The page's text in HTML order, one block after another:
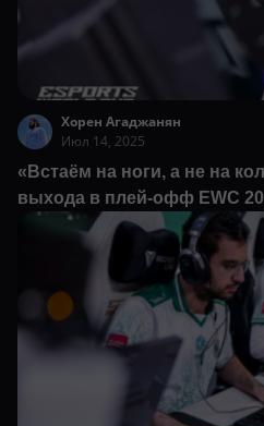
Хорен Агаджанян
Июл 14, 2025
«Встаём на ноги, а не на
выхода в плей-офф EWC